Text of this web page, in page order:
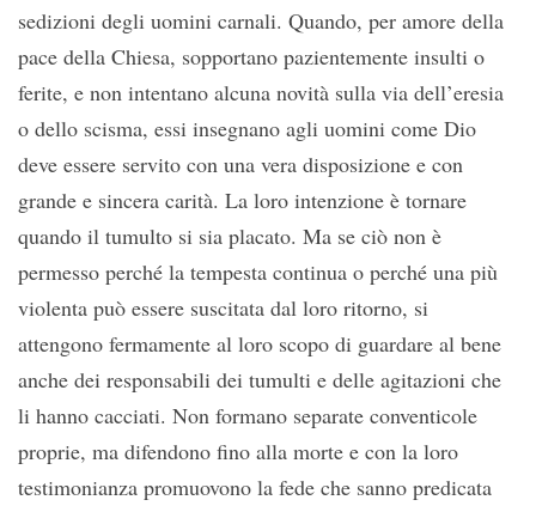
sedizioni degli uomini carnali. Quando, per amore della
pace della Chiesa, sopportano pazientemente insulti o
ferite, e non intentano alcuna novità sulla via dell’eresia
o dello scisma, essi insegnano agli uomini come Dio
deve essere servito con una vera disposizione e con
grande e sincera carità. La loro intenzione è tornare
quando il tumulto si sia placato. Ma se ciò non è
permesso perché la tempesta continua o perché una più
violenta può essere suscitata dal loro ritorno, si
attengono fermamente al loro scopo di guardare al bene
anche dei responsabili dei tumulti e delle agitazioni che
li hanno cacciati. Non formano separate conventicole
proprie, ma difendono fino alla morte e con la loro
testimonianza promuovono la fede che sanno predicata